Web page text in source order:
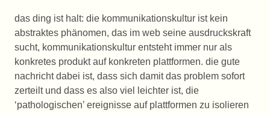
das ding ist halt: die kommunikationskultur ist kein
abstraktes phänomen, das im web seine ausdruckskraft
sucht, kommunikationskultur entsteht immer nur als
konkretes produkt auf konkreten plattformen. die gute
nachricht dabei ist, dass sich damit das problem sofort
zerteilt und dass es also viel leichter ist, die
‘pathologischen’ ereignisse auf plattformen zu isolieren